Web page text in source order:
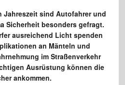
Jahreszeit sind Autofahrer und
Sicherheit besonders gefragt.
ausreichend Licht spenden
an Mänteln und
im Straßenverkehr
Ausrüstung können die
ankommen.